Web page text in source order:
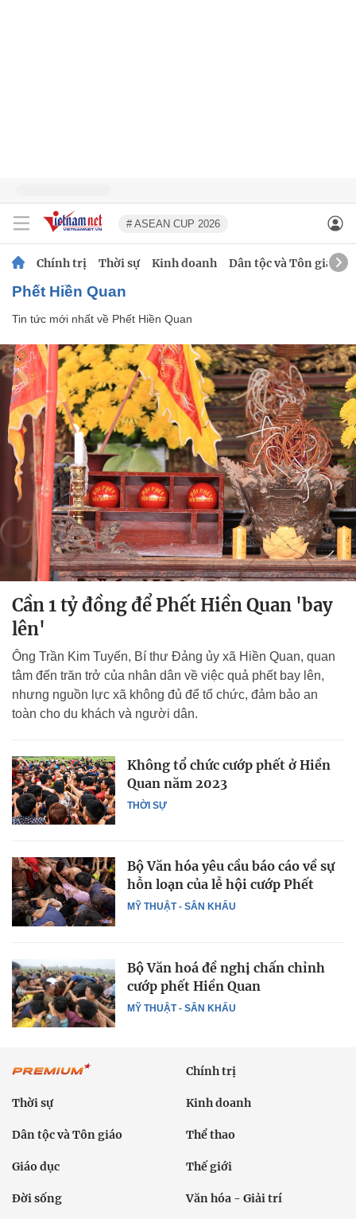
# ASEAN CUP 2026
Chính trị Thời sự Kinh doanh Dân tộc và Tôn giáo
Phết Hiền Quan
Tin tức mới nhất về Phết Hiền Quan
Cần 1 tỷ đồng để Phết Hiền Quan 'bay
lên'
Ông Trần Kim Tuyến, Bí thư Đảng ủy xã Hiền Quan, quan
tâm đến trăn trở của nhân dân về việc quả phết bay lên,
nhưng nguồn lực xã không đủ để tổ chức, đảm bảo an
toàn cho du khách và người dân.
THỜI SỰ
Không tổ chức cướp phết ở Hiền
Quan năm 2023
MỸ THUẬT - SÂN KHẤU
Bộ Văn hóa yêu cầu báo cáo về sự
hỗn loạn của lễ hội cướp Phết
MỸ THUẬT - SÂN KHẤU
Bộ Văn hoá đề nghị chấn chỉnh
cướp phết Hiền Quan
Chính trị
Thời sự Kinh doanh
Dân tộc và Tôn giáo Thể thao
Giáo dục Thế giới
Đời sống Văn hóa - Giải trí